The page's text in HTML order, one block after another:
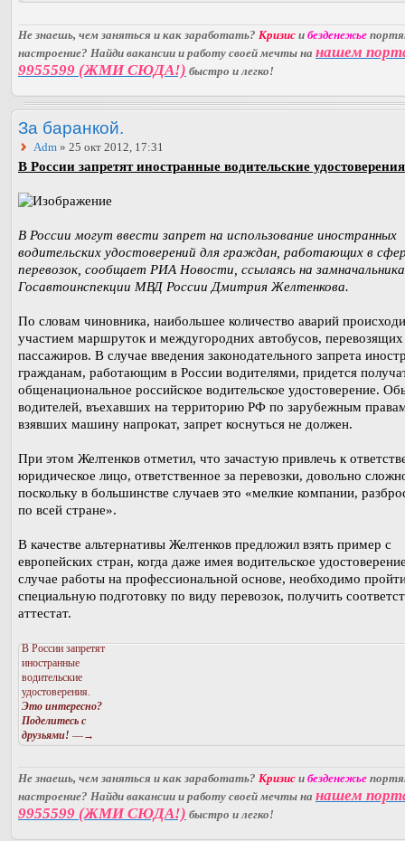
Не знаешь, чем заняться и как заработать? Кризис и безденежье
настроение? Найди вакансии и работу своей мечты на нашем
9955599 (ЖМИ СЮДА!) быстро и легко!
За баранкой.
Adm » 25 окт 2012, 17:31
В России запретят иностранные водительские
В России могут ввести запрет на использование иностранных
водительских удостоверений для граждан, работающих в
перевозок, сообщает РИА Новости, ссылаясь на
Госавтоинспекции МВД России Дмитрия Желтенкова.
По словам чиновника, наибольшее количество аварий
участием маршруток и междугородних автобусов, перевозящих
пассажиров. В случае введения законодательного запрета
гражданам, работающим в России водителями, придется
общенациональное российское водительское удостоверение.
водителей, въехавших на территорию РФ по зарубежным
взявших машину напрокат, запрет коснуться не должен.
При этом Желтенков отметил, что зачастую привлечь к
юридическое лицо, ответственное за перевозки, довольно
поскольку в большинстве случаев это «мелкие компании,
по всей стране».
В качестве альтернативы Желтенков предложил взять пример с
европейских стран, когда даже имея водительское
случае работы на профессиональной основе, необходимо
специальную подготовку по виду перевозок, получить
аттестат.
В России запретят
иностранные
водительские
удостоверения.
Это интересно?
Поделитесь с
друзьями! —→
Не знаешь, чем заняться и как заработать? Кризис и безденежье
настроение? Найди вакансии и работу своей мечты на нашем
9955599 (ЖМИ СЮДА!) быстро и легко!